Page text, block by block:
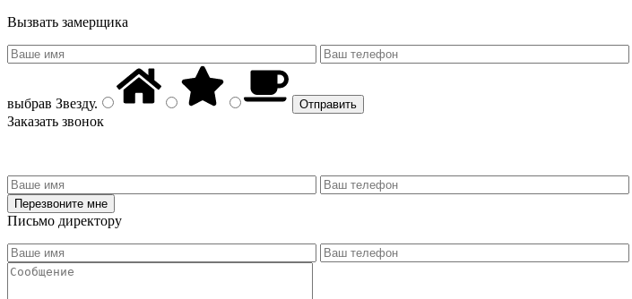
Вызвать замерщика
выбрав Звезду.
Заказать звонок
Письмо директору